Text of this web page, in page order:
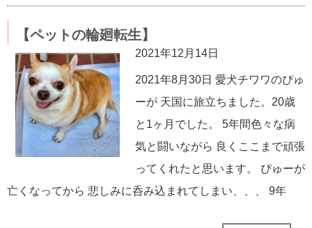
【ペットの輪廻転生】
2021年12月14日
2021年8月30日 愛犬チワワのぴゅ
ーが 天国に旅立ちました。20歳
と1ヶ月でした。 5年間色々な病
気と闘いながら 良くここまで頑張
ってくれたと思います。 ぴゅーが
亡くなってから 悲しみに呑み込まれてしまい、、、 9年